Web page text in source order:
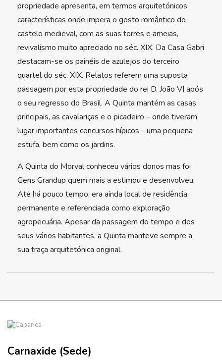
propriedade apresenta, em termos arquitetónicos
características onde impera o gosto romântico do
castelo medieval, com as suas torres e ameias,
revivalismo muito apreciado no séc. XIX. Da Casa Gabri
destacam-se os painéis de azulejos do terceiro
quartel do séc. XIX. Relatos referem uma suposta
passagem por esta propriedade do rei D. João VI após
o seu regresso do Brasil. A Quinta mantém as casas
principais, as cavalariças e o picadeiro – onde tiveram
lugar importantes concursos hípicos - uma pequena
estufa, bem como os jardins.
A Quinta do Morval conheceu vários donos mas foi
Gens Grandup quem mais a estimou e desenvolveu.
Até há pouco tempo, era ainda local de residência
permanente e referenciada como exploração
agropecuária. Apesar da passagem do tempo e dos
seus vários habitantes, a Quinta manteve sempre a
sua traça arquitetónica original.
Carnaxide (Sede)